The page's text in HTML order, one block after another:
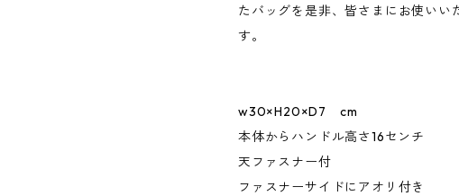
たバッグを是非、皆さまにお使いい
す。
w30×H20×D7 cm
本体からハンドル高さ16センチ
天ファスナー付
ファスナーサイドにアオリ付き